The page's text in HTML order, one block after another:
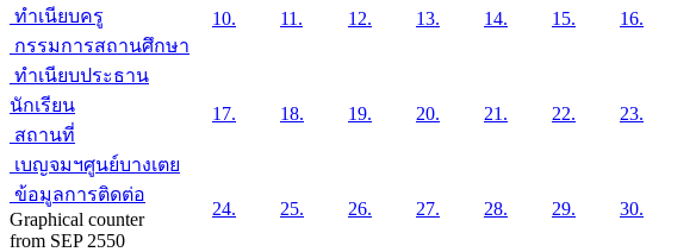
ทำเนียบครู
กรรมการสถานศึกษา
ทำเนียบประธาน
นักเรียน
สถานที่
เบญจมฯศูนย์บางเตย
ข้อมูลการติดต่อ
Graphical counter
from SEP 2550
10. 11. 12. 13. 14. 15. 16.
17. 18. 19. 20. 21. 22. 23.
24. 25. 26. 27. 28. 29. 30.